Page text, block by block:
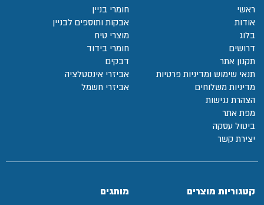
ראשי
אודות
בלוג
דרושים
תקנון אתר
תנאי שימוש ומדיניות פרטיות
מדיניות משלוחים
הצהרת נגישות
מפת אתר
ביטול עסקה
יצירת קשר
חומרי בניין
אבקות ותוספים לבניין
מוצרי טיח
חומרי בידוד
דבקים
אביזרי אינסטלציה
אביזרי חשמל
קטגוריות מוצרים מותגים